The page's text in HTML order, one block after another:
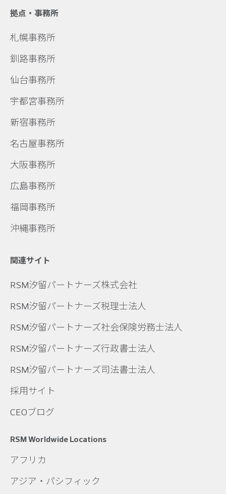
拠点・事務所
札幌事務所
釧路事務所
仙台事務所
宇都宮事務所
新宿事務所
名古屋事務所
大阪事務所
広島事務所
福岡事務所
沖縄事務所
関連サイト
RSM汐留パートナーズ株式会社
RSM汐留パートナーズ税理士法人
RSM汐留パートナーズ社会保険労務士法人
RSM汐留パートナーズ行政書士法人
RSM汐留パートナーズ司法書士法人
採用サイト
CEOブログ
RSM Worldwide Locations
アフリカ
アジア・パシフィック